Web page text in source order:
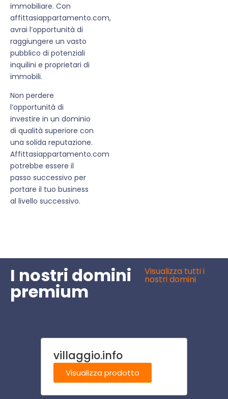
immobiliare. Con
affittasiappartamento.com,
avrai l’opportunità di
raggiungere un vasto
pubblico di potenziali
inquilini e proprietari di
immobili.
Non perdere
l’opportunità di
investire in un dominio
di qualità superiore con
una solida reputazione.
Affittasiappartamento.com
potrebbe essere il
passo successivo per
portare il tuo business
al livello successivo.
I nostri domini
premium
Visualizza tutti i
nostri domini
villaggio.info
Visualizza prodotto